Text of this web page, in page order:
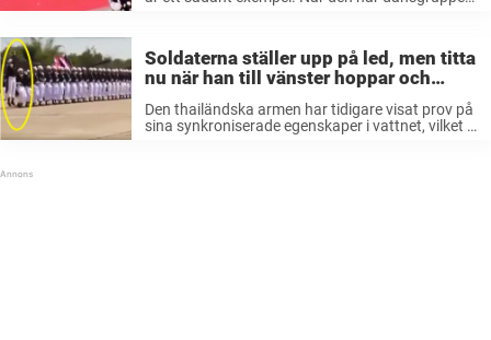
Soldaterna ställer upp på led, men titta
nu när han till vänster hoppar och
Den thailändska armen har tidigare visat prov på
sina synkroniserade egenskaper i vattnet, vilket i